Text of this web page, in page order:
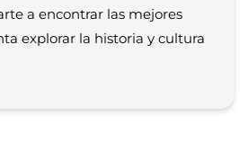
a encontrar las mejores
explorar la historia y cultura